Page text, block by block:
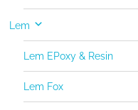
Lem
Lem EPoxy & Resin
Lem Fox